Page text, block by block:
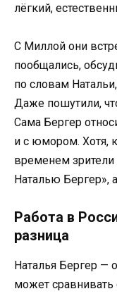
лёгкий,
С Миллой они
пообщались,
по словам
Даже пошутили,
Сама Бергер
и с юмором. Хотя,
временем зрители
Наталью Бергер»,
Работа в
разница
Наталья Бергер —
может